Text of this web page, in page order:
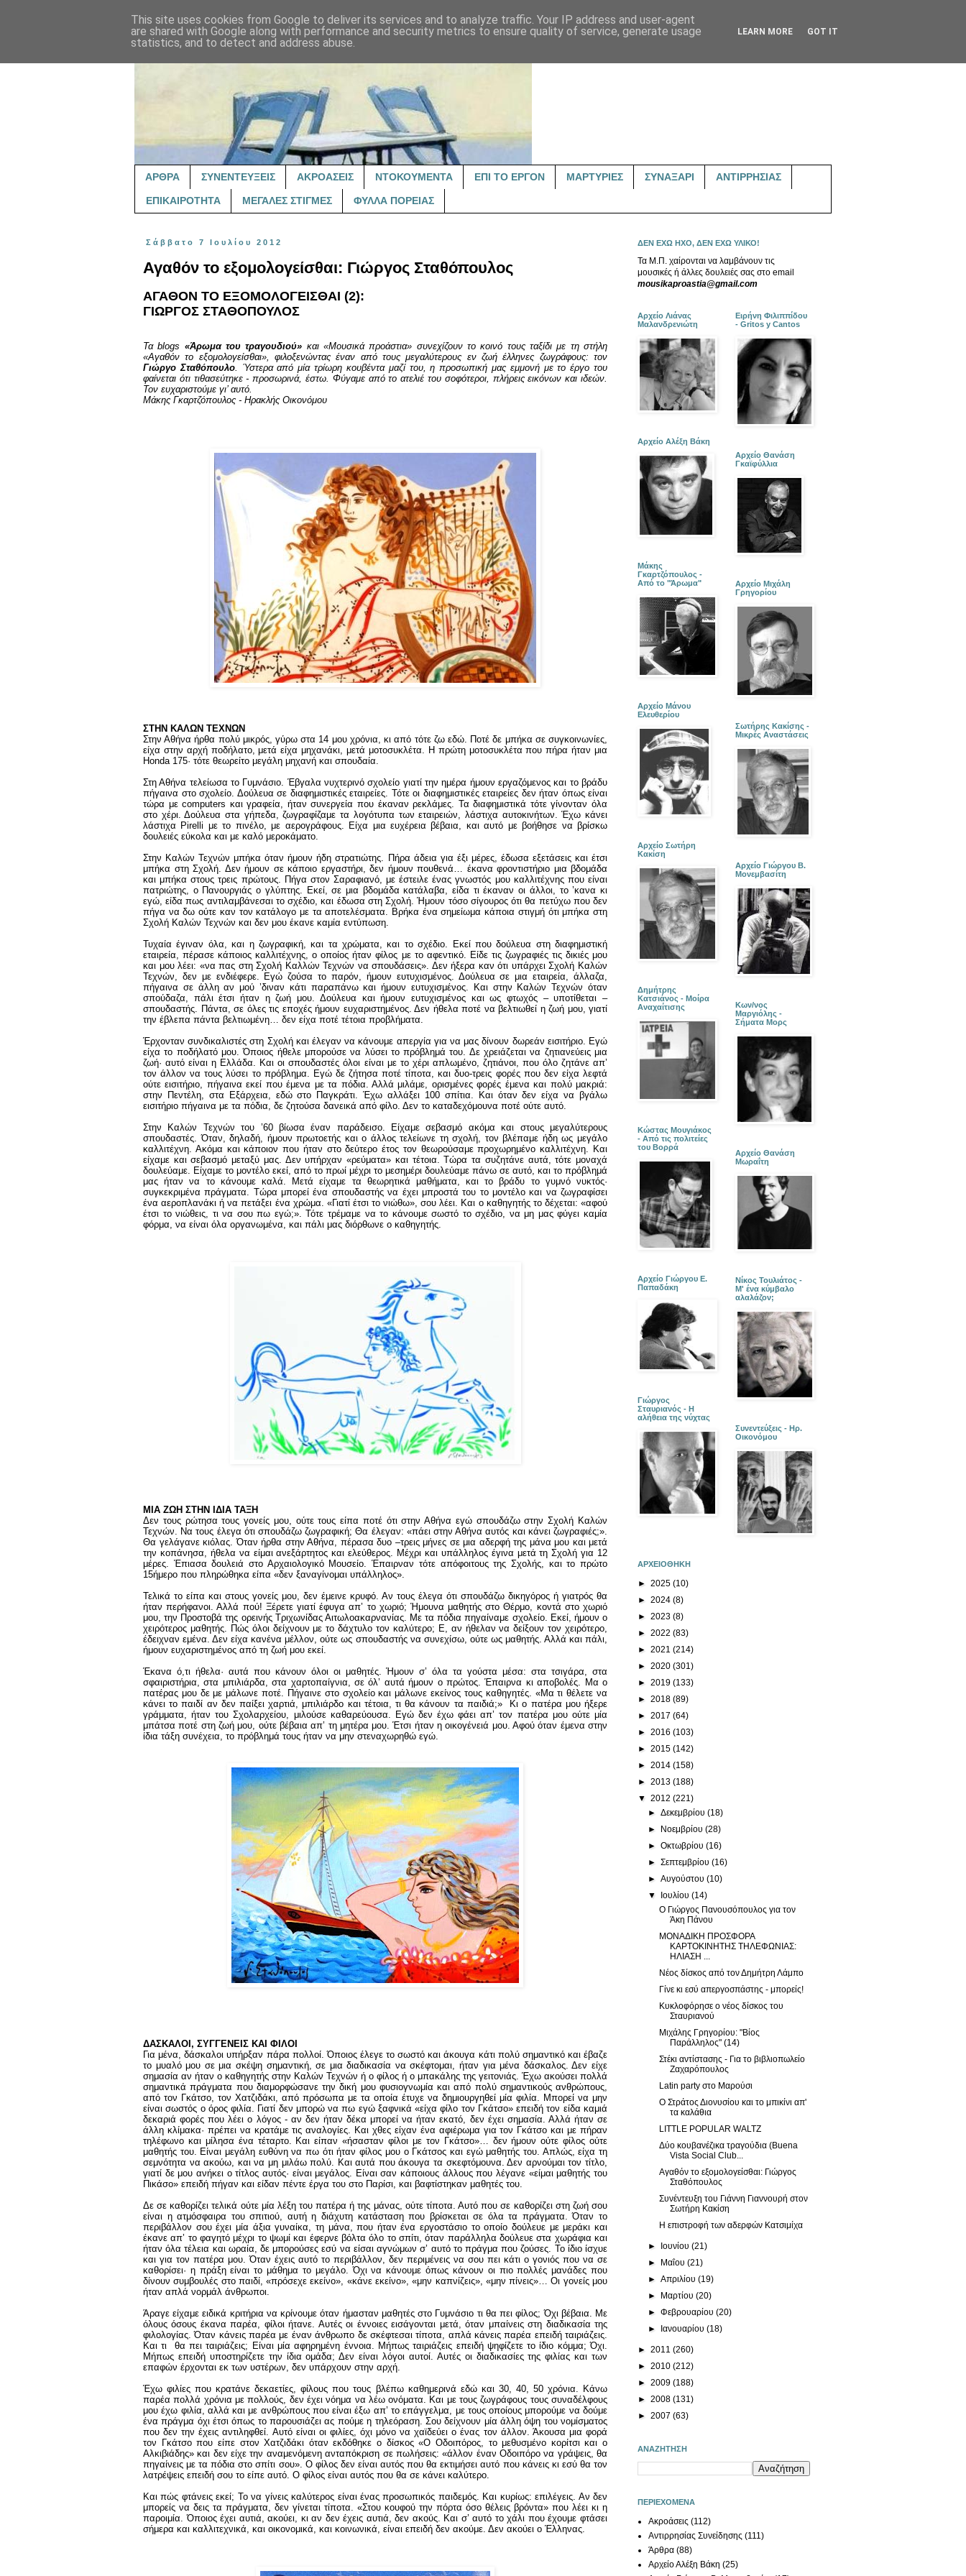
ΑΡΘΡΑ ΣΥΝΕΝΤΕΥΞΕΙΣ ΑΚΡΟΑΣΕΙΣ ΝΤΟΚΟΥΜΕΝΤΑ ΕΠΙ ΤΟ ΕΡΓΟΝ ΜΑΡΤΥΡΙΕΣ ΣΥΝΑΞΑΡΙ ΑΝΤΙΡΡΗΣΙΑΣ
ΕΠΙΚΑΙΡΟΤΗΤΑ ΜΕΓΑΛΕΣ ΣΤΙΓΜΕΣ ΦΥΛΛΑ ΠΟΡΕΙΑΣ
Σάββατο 7 Ιουλίου 2012
Αγαθόν το εξομολογείσθαι: Γιώργος Σταθόπουλος
ΑΓΑΘΟΝ ΤΟ ΕΞΟΜΟΛΟΓΕΙΣΘΑΙ (2):
ΓΙΩΡΓΟΣ ΣΤΑΘΟΠΟΥΛΟΣ
Ταblogs «Άρωμα του τραγουδιού» και «Μουσικά προάστια» συνεχίζουν το κοινό τους ταξίδι με τη στήλη
«Αγαθόν το εξομολογείσθαι», φιλοξενώντας έναν από τους μεγαλύτερους εν ζωή έλληνες ζωγράφους: τον
Γιώργο Σταθόπουλο. Ύστερα από μία τρίωρη κουβέντα μαζί του, η προσωπική μας εμμονή με το έργο του
φαίνεται ότι τιθασεύτηκε - προσωρινά, έστω. Φύγαμε από το ατελιέ του σοφότεροι, πλήρεις εικόνων και ιδεών.
Τον ευχαριστούμε γι’ αυτό.
Μάκης Γκαρτζόπουλος - Ηρακλής Οικονόμου
ΣΤΗΝ ΚΑΛΩΝ ΤΕΧΝΩΝ
Στην Αθήνα ήρθα πολύ μικρός, γύρω στα 14 μου χρόνια, κι από τότε ζω εδώ. Ποτέ δε μπήκα σε συγκοινωνίες,
είχα στην αρχή ποδήλατο, μετά είχα μηχανάκι, μετά μοτοσυκλέτα. H πρώτη μοτοσυκλέτα που πήρα ήταν μια
Honda175· τότε θεωρείτο μεγάλη μηχανή και σπουδαία.
Στη Αθήνα τελείωσα το Γυμνάσιο. Έβγαλα νυχτερινό σχολείο γιατί την ημέρα ήμουν εργαζόμενος και το βράδυ
πήγαινα στο σχολείο. Δούλευα σε διαφημιστικές εταιρείες. Τότε οι διαφημιστικές εταιρείες δεν ήταν όπως είναι
τώρα μεcomputers και γραφεία, ήταν συνεργεία που έκαναν ρεκλάμες. Τα διαφημιστικά τότε γίνονταν όλα
στο χέρι. Δούλευα στα γήπεδα, ζωγραφίζαμε τα λογότυπα των εταιρειών, λάστιχα αυτοκινήτων. Έχω κάνει
λάστιχα Pirelli με το πινέλο, με αερογράφους. Είχα μια ευχέρεια βέβαια, και αυτό με βοήθησε να βρίσκω
δουλειές εύκολα και με καλό μεροκάματο.
Στην Καλών Τεχνών μπήκα όταν ήμουν ήδη στρατιώτης. Πήρα άδεια για έξι μέρες, έδωσα εξετάσεις και έτσι
μπήκα στη Σχολή. Δεν ήμουν σε κάποιο εργαστήρι, δεν ήμουν πουθενά… έκανα φροντιστήριο μια βδομάδα
και μπήκα στους τρεις πρώτους. Πήγα στον Σαραφιανό, με έστειλε ένας γνωστός μου καλλιτέχνης που είναι
πατριώτης, ο Πανουργιάς ο γλύπτης. Εκεί, σε μια βδομάδα κατάλαβα, είδα τι έκαναν οι άλλοι, το ’κανα κι
εγώ, είδα πως αντιλαμβάνεσαι το σχέδιο, και έδωσα στη Σχολή. Ήμουν τόσο σίγουρος ότι θα πετύχω που δεν
πήγα να δω ούτε καν τον κατάλογο με τα αποτελέσματα. Βρήκα ένα σημείωμα κάποια στιγμή ότι μπήκα στη
Σχολή Καλών Τεχνών και δεν μου έκανε καμία εντύπωση.
Τυχαία έγιναν όλα, και η ζωγραφική, και τα χρώματα, και το σχέδιο. Εκεί που δούλευα στη διαφημιστική
εταιρεία, πέρασε κάποιος καλλιτέχνης, ο οποίος ήταν φίλος με το αφεντικό. Είδε τις ζωγραφιές τις δικιές μου
και μου λέει: «να πας στη Σχολή Καλλών Τεχνών να σπουδάσεις». Δεν ήξερα καν ότι υπάρχει Σχολή Καλών
Τεχνών, δεν με ενδιέφερε. Εγώ ζούσα το παρόν, ήμουν ευτυχισμένος. Δούλευα σε μια εταιρεία, άλλαζα,
πήγαινα σε άλλη αν μού ’διναν κάτι παραπάνω και ήμουν ευτυχισμένος. Και στην Καλών Τεχνών όταν
σπούδαζα, πάλι έτσι ήταν η ζωή μου. Δούλευα και ήμουν ευτυχισμένος και ως φτωχός – υποτίθεται –
σπουδαστής. Πάντα, σε όλες τις εποχές ήμουν ευχαριστημένος. Δεν ήθελα ποτέ να βελτιωθεί η ζωή μου, γιατί
την έβλεπα πάντα βελτιωμένη… δεν είχα ποτέ τέτοια προβλήματα.
Έρχονταν συνδικαλιστές στη Σχολή και έλεγαν να κάνουμε απεργία για να μας δίνουν δωρεάν εισιτήριο. Εγώ
είχα το ποδήλατό μου. Όποιος ήθελε μπορούσε να λύσει το πρόβλημά του. Δε χρειάζεται να ζητιανεύεις μια
ζωή· αυτό είναι η Ελλάδα. Και οι σπουδαστές όλοι είναι με το χέρι απλωμένο, ζητιάνοι, που όλο ζητάνε απ’
τον άλλον να τους λύσει το πρόβλημα. Εγώ δε ζήτησα ποτέ τίποτα, και δυο-τρεις φορές που δεν είχα λεφτά
ούτε εισιτήριο, πήγαινα εκεί που έμενα με τα πόδια. Αλλά μιλάμε, ορισμένες φορές έμενα και πολύ μακριά:
στην Πεντέλη, στα Εξάρχεια, εδώ στο Παγκράτι. Έχω αλλάξει 100 σπίτια. Και όταν δεν είχα να βγάλω
εισιτήριο πήγαινα με τα πόδια, δε ζητούσα δανεικά από φίλο. Δεν το καταδεχόμουνα ποτέ ούτε αυτό.
Στην Καλών Τεχνών του ’60 βίωσα έναν παράδεισο. Είχαμε σεβασμό ακόμα και στους μεγαλύτερους
σπουδαστές. Όταν, δηλαδή, ήμουν πρωτοετής και ο άλλος τελείωνε τη σχολή, τον βλέπαμε ήδη ως μεγάλο
καλλιτέχνη. Ακόμα και κάποιον που ήταν στο δεύτερο έτος τον θεωρούσαμε προχωρημένο καλλιτέχνη. Και
είχαμε και σεβασμό μεταξύ μας. Δεν υπήρχαν «ρεύματα» και τέτοια. Τώρα τα συζητάνε αυτά, τότε μοναχά
δουλεύαμε. Είχαμε το μοντέλο εκεί, από το πρωί μέχρι το μεσημέρι δουλεύαμε πάνω σε αυτό, και το πρόβλημά
μας ήταν να το κάνουμε καλά. Μετά είχαμε τα θεωρητικά μαθήματα, και το βράδυ το γυμνό νυκτός·
συγκεκριμένα πράγματα. Τώρα μπορεί ένα σπουδαστής να έχει μπροστά του το μοντέλο και να ζωγραφίσει
ένα αεροπλανάκι ή να πετάξει ένα χρώμα. «Γιατί έτσι το νιώθω», σου λέει. Και ο καθηγητής το δέχεται: «αφού
έτσι το νιώθεις, τι να σου πω εγώ;». Τότε τρέμαμε να το κάνουμε σωστό το σχέδιο, να μη μας φύγει καμία
φόρμα, να είναι όλα οργανωμένα, και πάλι μας διόρθωνε ο καθηγητής.
ΜΙΑ ΖΩΗ ΣΤΗΝ ΙΔΙΑ ΤΑΞΗ
Δεν τους ρώτησα τους γονείς μου, ούτε τους είπα ποτέ ότι στην Αθήνα εγώ σπουδάζω στην Σχολή Καλών
Τεχνών. Να τους έλεγα ότι σπουδάζω ζωγραφική; Θα έλεγαν: «πάει στην Αθήνα αυτός και κάνει ζωγραφιές;».
Θα γελάγανε κιόλας. Όταν ήρθα στην Αθήνα, πέρασα δυο –τρεις μήνες σε μια αδερφή της μάνα μου και μετά
την κοπάνησα, ήθελα να είμαι ανεξάρτητος και ελεύθερος. Μέχρι και υπάλληλος έγινα μετά τη Σχολή για 12
μέρες. Έπιασα δουλειά στο Αρχαιολογικό Μουσείο. Έπαιρναν τότε απόφοιτους της Σχολής, και το πρώτο
15ήμερο που πληρώθηκα είπα «δεν ξαναγίνομαι υπάλληλος».
Τελικά το είπα και στους γονείς μου, δεν έμεινε κρυφό. Αν τους έλεγα ότι σπουδάζω δικηγόρος ή γιατρός θα
ήταν περήφανοι. Αλλά πού! Ξέρετε γιατί έφυγα απ’ το χωριό; Ήμουνα μαθητής στο Θέρμο, κοντά στο χωριό
μου, την Προστοβά της ορεινής Τριχωνίδας Αιτωλοακαρνανίας. Με τα πόδια πηγαίναμε σχολείο. Εκεί, ήμουν ο
χειρότερος μαθητής. Πώς όλοι δείχνουν με το δάχτυλο τον καλύτερο; Ε, αν ήθελαν να δείξουν τον χειρότερο,
έδειχναν εμένα. Δεν είχα κανένα μέλλον, ούτε ως σπουδαστής να συνεχίσω, ούτε ως μαθητής. Αλλά και πάλι,
ήμουν ευχαριστημένος από τη ζωή μου εκεί.
Έκανα ό,τι ήθελα· αυτά που κάνουν όλοι οι μαθητές. Ήμουν σ’ όλα τα γούστα μέσα: στα τσιγάρα, στα
σφαιριστήρια, στα μπιλιάρδα, στα χαρτοπαίγνια, σε όλ’ αυτά ήμουν ο πρώτος. Έπαιρνα κι αποβολές. Μα ο
πατέρας μου δε με μάλωνε ποτέ. Πήγαινε στο σχολείο και μάλωνε εκείνος τους καθηγητές. «Μα τι θέλετε να
κάνει το παιδί αν δεν παίξει χαρτιά, μπιλιάρδο και τέτοια, τι θα κάνουν τα παιδιά;» Κι ο πατέρα μου ήξερε
γράμματα, ήταν του Σχολαρχείου, μιλούσε καθαρεύουσα. Εγώ δεν έχω φάει απ’ τον πατέρα μου ούτε μία
μπάτσα ποτέ στη ζωή μου, ούτε βέβαια απ’ τη μητέρα μου. Έτσι ήταν η οικογένειά μου. Αφού όταν έμενα στην
ίδια τάξη συνέχεια, το πρόβλημά τους ήταν να μην στεναχωρηθώ εγώ.
ΔΑΣΚΑΛΟΙ, ΣΥΓΓΕΝΕΙΣ ΚΑΙ ΦΙΛΟΙ
Για μένα, δάσκαλοι υπήρξαν πάρα πολλοί. Όποιος έλεγε το σωστό και άκουγα κάτι πολύ σημαντικό και έβαζε
το μυαλό μου σε μια σκέψη σημαντική, σε μια διαδικασία να σκέφτομαι, ήταν για μένα δάσκαλος. Δεν είχε
σημασία αν ήταν ο καθηγητής στην Καλών Τεχνών ή ο φίλος ή ο μπακάλης της γειτονιάς. Έχω ακούσει πολλά
σημαντικά πράγματα που διαμορφώσανε την δική μου φυσιογνωμία και από πολύ σημαντικούς ανθρώπους,
από τον Γκάτσο, τον Χατζιδάκι, από πρόσωπα με τα οποία έτυχε να δημιουργηθεί μία φιλία. Μπορεί να μην
είναι σωστός ο όρος φιλία. Γιατί δεν μπορώ να πω εγώ ξαφνικά «είχα φίλο τον Γκάτσο» επειδή τον είδα καμιά
δεκαριά φορές που λέει ο λόγος - αν δεν ήταν δέκα μπορεί να ήταν εκατό, δεν έχει σημασία. Αλλά ήταν σε
άλλη κλίμακα· πρέπει να κρατάμε τις αναλογίες. Και χθες είχαν ένα αφιέρωμα για τον Γκάτσο και με πήραν
τηλέφωνο και μίλησα ένα τέταρτο. Και είπαν «ήσασταν φίλοι με τον Γκάτσο»… δεν ήμουν ούτε φίλος ούτε
μαθητής του. Είναι μεγάλη ευθύνη να πω ότι ήταν φίλος μου ο Γκάτσος και εγώ μαθητής του. Απλώς, είχα τη
σεμνότητα να ακούω, και να μη μιλάω πολύ. Και αυτά που άκουγα τα σκεφτόμουνα. Δεν αρνούμαι τον τίτλο,
γιατί δε μου ανήκει ο τίτλος αυτός· είναι μεγάλος. Είναι σαν κάποιους άλλους που λέγανε «είμαι μαθητής του
Πικάσο» επειδή πήγαν και είδαν πέντε έργα του στο Παρίσι, και βαφτίστηκαν μαθητές του.
Δε σε καθορίζει τελικά ούτε μία λέξη του πατέρα ή της μάνας, ούτε τίποτα. Αυτό που σε καθορίζει στη ζωή σου
είναι η ατμόσφαιρα του σπιτιού, αυτή η διάχυτη κατάσταση που βρίσκεται σε όλα τα πράγματα. Όταν το
περιβάλλον σου έχει μία άξια γυναίκα, τη μάνα, που ήταν ένα εργοστάσιο το οποίο δούλευε με μεράκι και
έκανε απ’ το φαγητό μέχρι το ψωμί και έφερνε βόλτα όλο το σπίτι, όταν παράλληλα δούλευε στα χωράφια και
ήταν όλα τέλεια και ωραία, δε μπορούσες εσύ να είσαι αγνώμων σ’ αυτό το πράγμα που ζούσες. Το ίδιο ίσχυε
και για τον πατέρα μου. Όταν έχεις αυτό το περιβάλλον, δεν περιμένεις να σου πει κάτι ο γονιός που να σε
καθορίσει· η πράξη είναι το μάθημα το μεγάλο. Όχι να κάνουμε όπως κάνουν οι πιο πολλές μανάδες που
δίνουν συμβουλές στο παιδί, «πρόσεχε εκείνο», «κάνε εκείνο», «μην καπνίζεις», «μην πίνεις»… Οι γονείς μου
ήταν απλά νορμάλ άνθρωποι.
Άραγε είχαμε ειδικά κριτήρια να κρίνουμε όταν ήμασταν μαθητές στο Γυμνάσιο τι θα πει φίλος; Όχι βέβαια. Με
όλους όσους έκανα παρέα, φίλοι ήτανε. Αυτές οι έννοιες εισάγονται μετά, όταν μπαίνεις στη διαδικασία της
φιλολογίας. Όταν κάνεις παρέα με έναν άνθρωπο δε σκέφτεσαι τίποτα, απλά κάνεις παρέα επειδή ταιριάζεις.
Και τι θα πει ταιριάζεις; Είναι μία αφηρημένη έννοια. Μήπως ταιριάζεις επειδή ψηφίζετε το ίδιο κόμμα; Όχι.
Μήπως επειδή υποστηρίζετε την ίδια ομάδα; Δεν είναι λόγοι αυτοί. Αυτές οι διαδικασίες της φιλίας και των
επαφών έρχονται εκ των υστέρων, δεν υπάρχουν στην αρχή.
Έχω φιλίες που κρατάνε δεκαετίες, φίλους που τους βλέπω καθημερινά εδώ και 30, 40, 50 χρόνια. Κάνω
παρέα πολλά χρόνια με πολλούς, δεν έχει νόημα να λέω ονόματα. Και με τους ζωγράφους τους συναδέλφους
μου έχω φιλία, αλλά και με ανθρώπους που είναι έξω απ’ το επάγγελμα, με τους οποίους μπορούμε να δούμε
ένα πράγμα όχι έτσι όπως το παρουσιάζει ας πούμε η τηλεόραση. Σου δείχνουν μία άλλη όψη του νομίσματος
που δεν την έχεις αντιληφθεί. Αυτό είναι οι φιλίες, όχι μόνο να χαϊδεύει ο ένας τον άλλον. Άκουσα μια φορά
τον Γκάτσο που είπε στον Χατζιδάκι όταν εκδόθηκε ο δίσκος «Ο Οδοιπόρος, το μεθυσμένο κορίτσι και ο
Αλκιβιάδης» και δεν είχε την αναμενόμενη ανταπόκριση σε πωλήσεις: «άλλον έναν Οδοιπόρο να γράψεις, θα
πηγαίνεις με τα πόδια στο σπίτι σου». Ο φίλος δεν είναι αυτός που θα εκτιμήσει αυτό που κάνεις κι εσύ θα τον
λατρέψεις επειδή σου το είπε αυτό. Ο φίλος είναι αυτός που θα σε κάνει καλύτερο.
Και πώς φτάνεις εκεί; Το να γίνεις καλύτερος είναι ένας προσωπικός παιδεμός. Και κυρίως: επιλέγεις. Αν δεν
μπορείς να δεις τα πράγματα, δεν γίνεται τίποτα. «Στου κουφού την πόρτα όσο θέλεις βρόντα» που λέει κι η
παροιμία. Όποιος έχει αυτιά, ακούει, κι αν δεν έχεις αυτιά, δεν ακούς. Και σ’ αυτό το χάλι που έχουμε φτάσει
σήμερα και καλλιτεχνικά, και οικονομικά, και κοινωνικά, είναι επειδή δεν ακούμε. Δεν ακούει ο Έλληνας.
ΔΕΝ ΕΧΩ ΗΧΟ, ΔΕΝ ΕΧΩ ΥΛΙΚΟ!
Τα Μ.Π. χαίρονται να λαμβάνουν τις
μουσικές ή άλλες δουλειές σας στο email
mousikaproastia@gmail.com
Αρχείο Λιάνας
Μαλανδρενιώτη
Αρχείο Αλέξη Βάκη
Μάκης
Γκαρτζόπουλος -
Από το "Άρωμα"
Αρχείο Μάνου
Ελευθερίου
Αρχείο Σωτήρη
Κακίση
Δημήτρης
Κατσιάνος - Μοίρα
Αναχαίτισης
Κώστας Μουγιάκος
- Από τις πολιτείες
του Βορρά
Αρχείο Γιώργου Ε.
Παπαδάκη
Γιώργος
Σταυριανός - Η
αλήθεια της νύχτας
Ειρήνη Φιλιππίδου
- Gritos y Cantos
Αρχείο Θανάση
Γκαϊφύλλια
Αρχείο Μιχάλη
Γρηγορίου
Σωτήρης Κακίσης -
Μικρές Αναστάσεις
Αρχείο Γιώργου Β.
Μονεμβασίτη
Κων/νος
Μαργιόλης -
Σήματα Μορς
Αρχείο Θανάση
Μωραΐτη
Νίκος Τουλιάτος -
Μ' ένα κύμβαλο
αλαλάζον;
Συνεντεύξεις - Ηρ.
Οικονόμου
ΑΡΧΕΙΟΘΗΚΗ
► 2025 (10)
► 2024 (8)
► 2023 (8)
► 2022 (83)
► 2021 (214)
► 2020 (301)
► 2019 (133)
► 2018 (89)
► 2017 (64)
► 2016 (103)
► 2015 (142)
► 2014 (158)
► 2013 (188)
▼ 2012 (221)
►Δεκεμβρίου(18)
► Νοεμβρίου(28)
►Οκτωβρίου(16)
►Σεπτεμβρίου(16)
►Αυγούστου(10)
▼ Ιουλίου(14)
Ο Γιώργος Πανουσόπουλος για τον
Άκη Πάνου
ΜΟΝΑΔΙΚΗ ΠΡΟΣΦΟΡΑ
ΚΑΡΤΟΚΙΝΗΤΗΣ ΤΗΛΕΦΩΝΙΑΣ:
ΗΛΙΑΣΗ ...
Νέος δίσκος από τον Δημήτρη Λάμπο
Γίνε κι εσύ απεργοσπάστης - μπορείς!
Κυκλοφόρησε ο νέος δίσκος του
Σταυριανού
Μιχάλης Γρηγορίου: "Βίος
Παράλληλος" (14)
Στέκι αντίστασης - Για το βιβλιοπωλείο
Ζαχαρόπουλος
Latin party στο Μαρούσι
Ο Στράτος Διονυσίου και το μπικίνι απ'
τα καλάθια
LITTLE POPULAR WALTZ
Δύο κουβανέζικα τραγούδια (Buena
Vista Social Club...
Αγαθόν το εξομολογείσθαι: Γιώργος
Σταθόπουλος
Συνέντευξη του Γιάννη Γιαννουρή στον
Σωτήρη Κακίση
Η επιστροφή των αδερφών Κατσιμίχα
► Ιουνίου(21)
► Μαΐου(21)
►Απριλίου(19)
► Μαρτίου(20)
►Φεβρουαρίου(20)
► Ιανουαρίου(18)
► 2011 (260)
► 2010 (212)
► 2009 (188)
► 2008 (131)
► 2007 (63)
ΑΝΑΖΗΤΗΣΗ
ΠΕΡΙΕΧΟΜΕΝΑ
Ακροάσεις (112)
Αντιρρησίας Συνείδησης (111)
Άρθρα (88)
Αρχείο Αλέξη Βάκη (25)
This site uses cookies from Google to deliver its services and to analyze traffic. Your IP address and user-agent
are shared with Google along with performance and security metrics to ensure quality of service, generate usage
statistics, and to detect and address abuse.
LEARN MORE GOT IT